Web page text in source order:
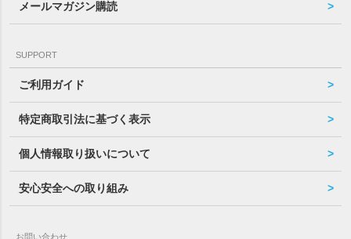
メールマガジン購読
SUPPORT
ご利用ガイド
特定商取引法に基づく表示
個人情報取り扱いについて
安心安全への取り組み
お問い合わせ